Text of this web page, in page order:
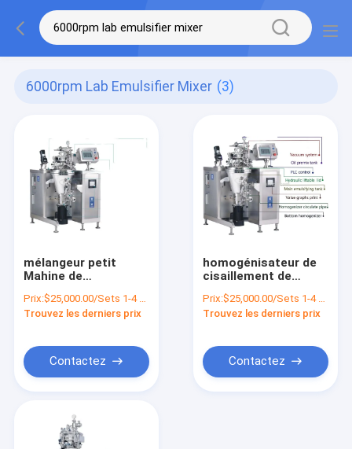
6000rpm Lab Emulsifier Mixer (3)
mélangeur petit
Mahine de
cosmétique
d'émulsifiant de
10L 4 kilowatts
Prix:$25,000.00/Sets 1-4 Sets
Trouvez les derniers prix
Contactez
homogénisateur de
cisaillement de
d'émulsion du
laboratoire 10L haut
Prix:$25,000.00/Sets 1-4 Sets
Trouvez les derniers prix
Contactez